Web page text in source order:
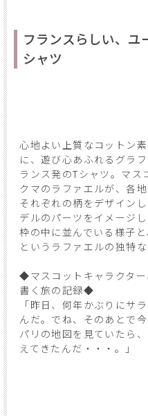
フランスらしい、ユ
シャツ
心地よい上質なコットン
に、遊び心あふれるグラ
ランス発のTシャツ。マス
クマのラファエルが、各
それぞれの柄をデザイン
デルのパーツをイメージ
枠の中に並んでいる様子
というラファエルの独特
◆マスコットキャラクタ
書く旅の記録◆
「昨日、何年かぶりにサ
んだ。でね、そのあとで
パリの地図を見ていたら
えてきたんだ・・・。」